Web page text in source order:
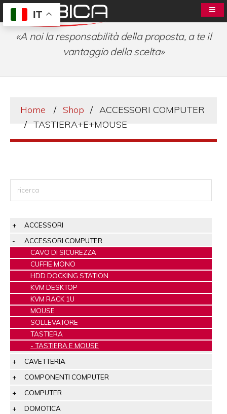
IT
«A noi la responsabilità della proposta, a te il
vantaggio della scelta»
Home Shop
ACCESSORI COMPUTER
TASTIERA+E+MOUSE
ACCESSORI
ACCESSORI COMPUTER
CAVO DI SICUREZZA
CUFFIE MONO
HDD DOCKING STATION
KVM DESKTOP
KVM RACK 1U
MOUSE
SOLLEVATORE
TASTIERA
TASTIERA E MOUSE
CAVETTERIA
COMPONENTI COMPUTER
COMPUTER
DOMOTICA